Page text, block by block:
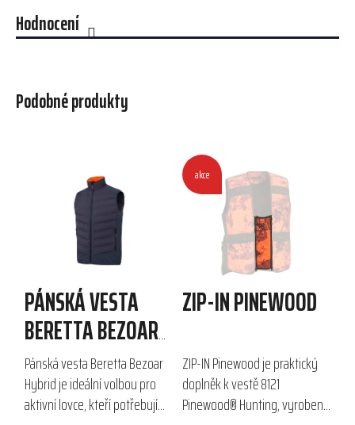
Hodnocení
Podobné produkty
PÁNSKÁ VESTA
BERETTA BEZOAR
HYBRID
Pánská vesta Beretta Bezoar
Hybrid je ideální volbou pro
aktivní lovce, kteří potřebují
akce
ZIP-IN PINEWOOD
ZIP-IN Pinewood je praktický
doplněk k vestě 8121
Pinewood® Hunting, vyrobený